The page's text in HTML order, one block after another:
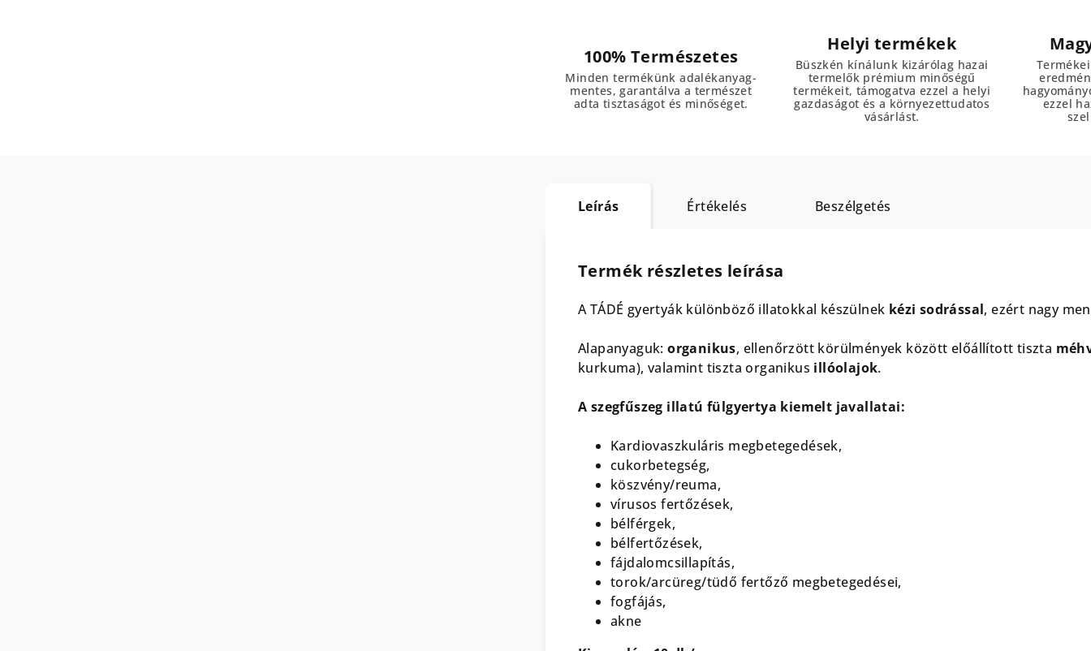
100% Természetes
Minden termékünk adalékanyag-
mentes, garantálva a természet
adta tisztaságot és minőséget.
Helyi termékek
Büszkén kínálunk kizárólag hazai
termelők prémium minőségű
termékeit, támogatva ezzel a helyi
gazdaságot és a környezettudatos
vásárlást.
ezzel
Leírás Értékelés Beszélgetés
Termék részletes leírása
A TÁDÉ gyertyák különböző illatokkal készülnek kézi sodrással, ezért nagy
Alapanyaguk: organikus, ellenőrzött körülmények között előállított tiszta
kurkuma), valamint tiszta organikus illóolajok.
A szegfűszeg illatú fülgyertya kiemelt javallatai:
Kardiovaszkuláris megbetegedések,
cukorbetegség,
köszvény/reuma,
vírusos fertőzések,
bélférgek,
bélfertőzések,
fájdalomcsillapítás,
torok/arcüreg/tüdő fertőző megbetegedései,
fogfájás,
akne